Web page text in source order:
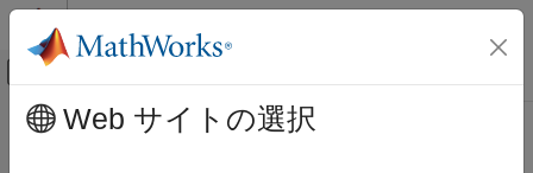
コンテンツへスキップ
オフキャンバス ナビゲーション メ
ドキュメンテーションのホーム
メインコンテンツ
プロットの作成
Web サイトの選択